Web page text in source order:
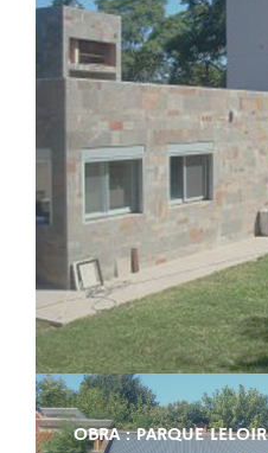
OBRA : PARQUE LELOIR